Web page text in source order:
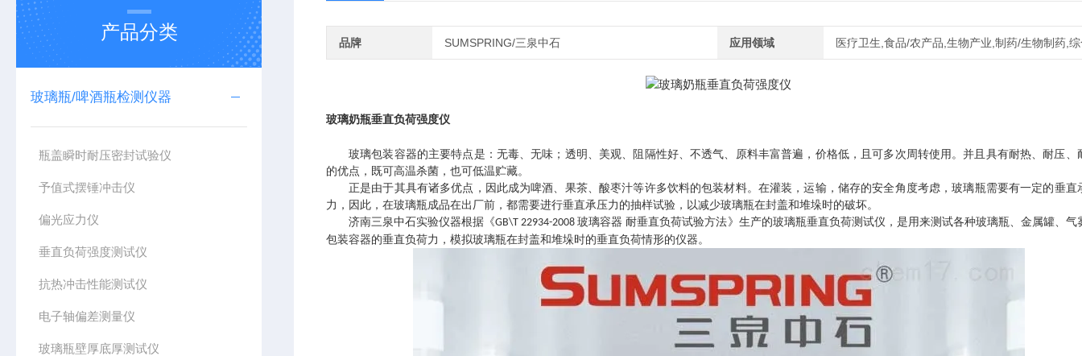
产品分类
玻璃瓶/啤酒瓶检测仪器
瓶盖瞬时耐压密封试验仪
予值式摆锤冲击仪
偏光应力仪
垂直负荷强度测试仪
抗热冲击性能测试仪
电子轴偏差测量仪
玻璃瓶壁厚底厚测试仪
品牌 SUMSPRING/三泉中石 应用领域 医疗卫生,食品/农产品,生物产业,制药/生物制药,
玻璃奶瓶垂直负荷强度仪
玻璃包装容器的主要特点是：无毒、无味；透明、美观、阻隔性好、不透气、原料丰富普遍，价格低，且可多次周转使用。并且具有耐热、耐压、
的优点，既可高温杀菌，也可低温贮藏。
正是由于其具有诸多优点，因此成为啤酒、果茶、酸枣汁等许多饮料的包装材料。 在灌装，运输，储存的安全角度考虑，玻璃瓶需要有一定的垂直
力 ，因此，在玻璃瓶成品在出厂前，都需要进行垂直承压力的抽样试验，以减少玻璃瓶在封盖和堆垛时的破坏。
济南三泉中石实验仪器根据 《GB\T 22934-2008玻璃容器 耐垂直负荷试验方法》 生产的玻璃瓶垂直负荷测试仪 ， 是用来测试各种玻璃瓶、金属罐、气
包装容器的垂直负荷力，模拟玻璃瓶在封盖和堆垛时的垂直负荷情形的仪器。